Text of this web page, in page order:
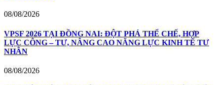
08/08/2026
VPSF 2026 TẠI ĐỒNG NAI: ĐỘT PHÁ THỂ CHẾ, HỢP
LỰC CÔNG – TƯ, NÂNG CAO NĂNG LỰC KINH TẾ TƯ
NHÂN
08/08/2026